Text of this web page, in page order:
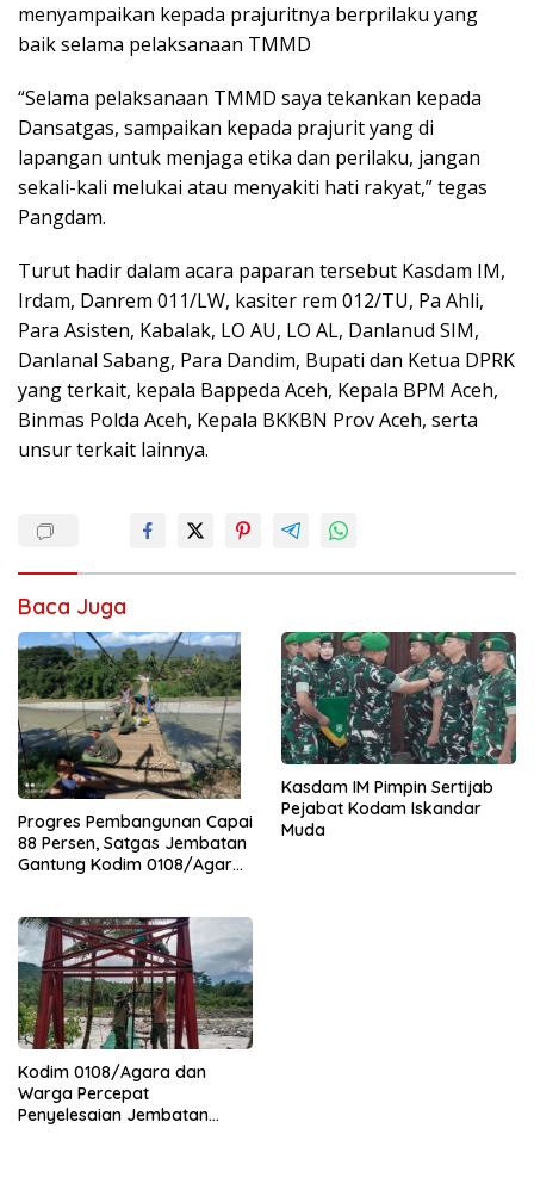
menyampaikan kepada prajuritnya berprilaku yang
baik selama pelaksanaan TMMD
“Selama pelaksanaan TMMD saya tekankan kepada
Dansatgas, sampaikan kepada prajurit yang di
lapangan untuk menjaga etika dan perilaku, jangan
sekali-kali melukai atau menyakiti hati rakyat,” tegas
Pangdam.
Turut hadir dalam acara paparan tersebut Kasdam IM,
Irdam, Danrem 011/LW, kasiter rem 012/TU, Pa Ahli,
Para Asisten, Kabalak, LO AU, LO AL, Danlanud SIM,
Danlanal Sabang, Para Dandim, Bupati dan Ketua DPRK
yang terkait, kepala Bappeda Aceh, Kepala BPM Aceh,
Binmas Polda Aceh, Kepala BKKBN Prov Aceh, serta
unsur terkait lainnya.
Baca Juga
Progres Pembangunan Capai
88 Persen, Satgas Jembatan
Gantung Kodim 0108/Agara
Kasdam IM Pimpin Sertijab
Pejabat Kodam Iskandar
Muda
Kodim 0108/Agara dan
Warga Percepat
Penyelesaian Jembatan